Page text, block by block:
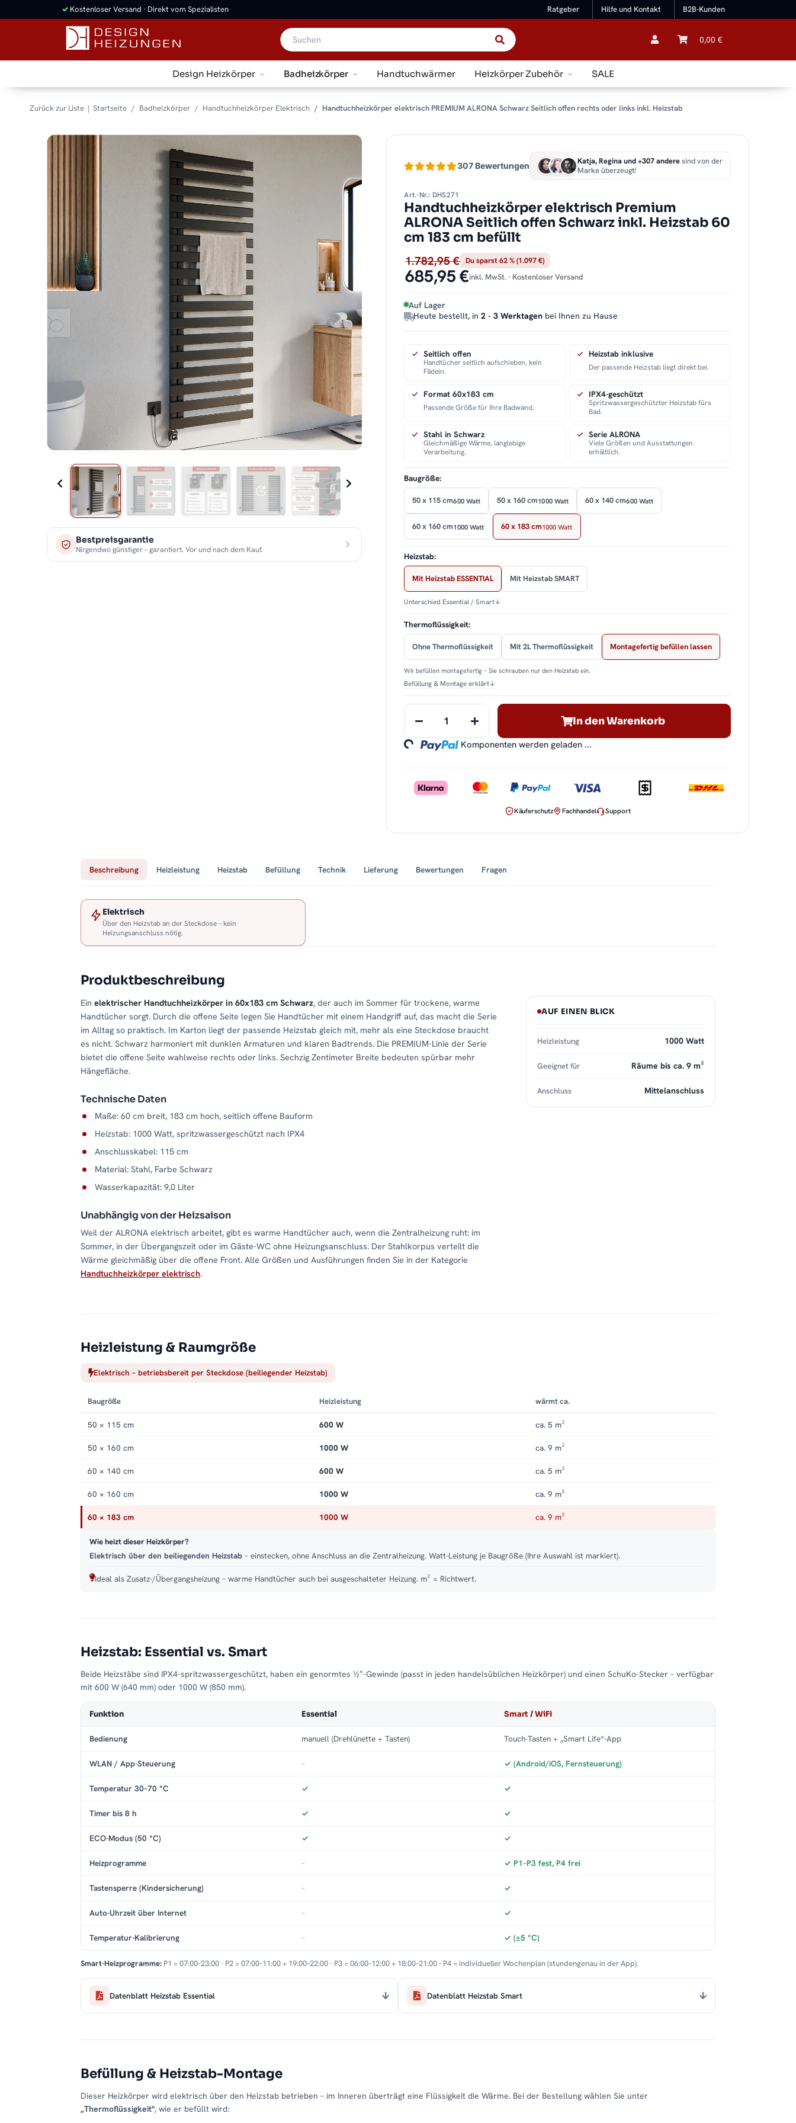
Ratgeber Hilfe und Kontakt B2B-Kunden
✓ Kostenloser Versand · Direkt vom Spezialisten
0,00 €
Design Heizkörper Badheizkörper Handtuchwärmer Heizkörper Zubehör SALE
Zurück zur Liste Startseite Badheizkörper Handtuchheizkörper Elektrisch Handtuchheizkörper elektrisch PREMIUM ALRONA Schwarz Seitlich offen rechts oder links inkl. Heizstab
Bestpreisgarantie
Nirgendwo günstiger – garantiert. Vor und nach dem Kauf.
307 Bewertungen Katja, Regina und +307 anderesind von der
Marke überzeugt!
Art.-Nr.: DHS271
Handtuchheizkörper elektrisch Premium
ALRONA Seitlich offen Schwarz inkl. Heizstab 60
cm 183 cm befüllt
1.782,95 € Du sparst 62 % (1.097 €)
685,95 €inkl. MwSt. · Kostenloser Versand
Auf Lager
Heute bestellt, in2 - 3 Werktagen bei Ihnen zu Hause
Seitlich offen
Handtücher seitlich aufschieben, kein
Fädeln.
Heizstab inklusive
Der passende Heizstab liegt direkt bei.
Format 60x183 cm
Passende Größe für Ihre Badwand.
IPX4-geschützt
Spritzwassergeschützter Heizstab fürs
Bad.
Stahl in Schwarz
Gleichmäßige Wärme, langlebige
Verarbeitung.
Serie ALRONA
Viele Größen und Ausstattungen
erhältlich.
Baugröße:
50 x 115 cm600 Watt 50 x 160 cm1000 Watt 60 x 140 cm600 Watt
60 x 160 cm1000 Watt 60 x 183 cm1000 Watt
Heizstab:
Mit Heizstab ESSENTIAL Mit Heizstab SMART
Unterschied Essential / Smart↓
Thermoflüssigkeit:
Ohne Thermoflüssigkeit Mit 2L Thermoflüssigkeit Montagefertig befüllen lassen
Wir befüllen montagefertig – Sie schrauben nur den Heizstab ein.
Befüllung & Montage erklärt↓
In den Warenkorb
Loading... Komponenten werden geladen ...
Käuferschutz Fachhandel Support
Beschreibung Heizleistung Heizstab Befüllung Technik Lieferung Bewertungen Fragen
Elektrisch
Über den Heizstab an der Steckdose – kein
Heizungsanschluss nötig.
Produktbeschreibung
Ein elektrischer Handtuchheizkörper in 60x183 cm Schwarz, der auch im Sommer für trockene, warme
Handtücher sorgt. Durch die offene Seite legen Sie Handtücher mit einem Handgriff auf, das macht die Serie
im Alltag so praktisch. Im Karton liegt der passende Heizstab gleich mit, mehr als eine Steckdose braucht
es nicht. Schwarz harmoniert mit dunklen Armaturen und klaren Badtrends. Die PREMIUM-Linie der Serie
bietet die offene Seite wahlweise rechts oder links. Sechzig Zentimeter Breite bedeuten spürbar mehr
Hängefläche.
Technische Daten
Maße: 60 cm breit, 183 cm hoch, seitlich offene Bauform
Heizstab: 1000 Watt, spritzwassergeschützt nach IPX4
Anschlusskabel: 115 cm
Material: Stahl, Farbe Schwarz
Wasserkapazität: 9,0 Liter
Unabhängig von der Heizsaison
Weil der ALRONA elektrisch arbeitet, gibt es warme Handtücher auch, wenn die Zentralheizung ruht: im
Sommer, in der Übergangszeit oder im Gäste-WC ohne Heizungsanschluss. Der Stahlkorpus verteilt die
Wärme gleichmäßig über die offene Front. Alle Größen und Ausführungen finden Sie in der Kategorie
Handtuchheizkörper elektrisch.
AUF EINEN BLICK
Heizleistung 1000 Watt
Geeignet für Räume bis ca. 9 m²
Anschluss Mittelanschluss
Heizleistung & Raumgröße
Elektrisch – betriebsbereit per Steckdose (beiliegender Heizstab)
Baugröße Heizleistung wärmt ca.
50 × 115 cm 600 W ca. 5 m²
50 × 160 cm 1000 W ca. 9 m²
60 × 140 cm 600 W ca. 5 m²
60 × 160 cm 1000 W ca. 9 m²
60 × 183 cm 1000 W ca. 9 m²
Wie heizt dieser Heizkörper?
Elektrisch über den beiliegenden Heizstab – einstecken, ohne Anschluss an die Zentralheizung. Watt-Leistung je Baugröße (Ihre Auswahl ist markiert).
Ideal als Zusatz-/Übergangsheizung – warme Handtücher auch bei ausgeschalteter Heizung. m² = Richtwert.
Heizstab: Essential vs. Smart
Beide Heizstäbe sind IPX4-spritzwassergeschützt, haben ein genormtes ½″-Gewinde (passt in jeden handelsüblichen Heizkörper) und einen SchuKo-Stecker – verfügbar
mit 600 W (640 mm) oder 1000 W (850 mm).
Funktion Essential Smart / WiFi
Bedienung manuell (Drehlünette + Tasten) Touch-Tasten + „Smart Life“-App
WLAN / App-Steuerung – ✓ (Android/iOS, Fernsteuerung)
Temperatur 30–70 °C ✓ ✓
Timer bis 8 h ✓ ✓
ECO-Modus (50 °C) ✓ ✓
Heizprogramme – ✓ P1–P3 fest, P4 frei
Tastensperre (Kindersicherung) – ✓
Auto-Uhrzeit über Internet – ✓
Temperatur-Kalibrierung – ✓ (±5 °C)
Smart-Heizprogramme: P1 = 07:00–23:00 · P2 = 07:00–11:00 + 19:00–22:00 · P3 = 06:00–12:00 + 18:00–21:00 · P4 = individueller Wochenplan (stundengenau in der App).
Datenblatt Heizstab Essential Datenblatt Heizstab Smart
Befüllung & Heizstab-Montage
Dieser Heizkörper wird elektrisch über den Heizstab betrieben – im Inneren überträgt eine Flüssigkeit die Wärme. Bei der Bestellung wählen Sie unter
„Thermoflüssigkeit", wie er befüllt wird: